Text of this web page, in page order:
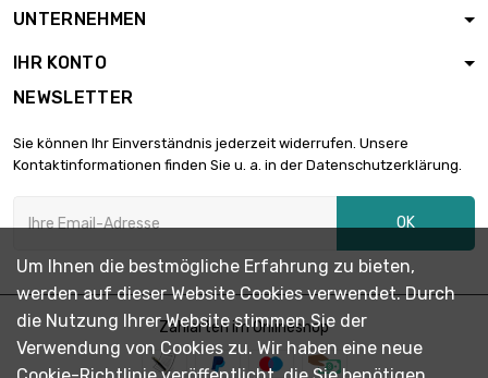
Dicke/Stärke : 1mm
Länge : 0.5 Meter
Breite : 30mm
Dicke/Stärke : 2mm
Länge : 0.5 Meter
Dicke/Stärke : 0.5mm
Breite : 35mm
6,46 €
UNTERNEHMEN
IHR KONTO
NEWSLETTER
Sie können Ihr Einverständnis jederzeit widerrufen. Unsere
Kontaktinformationen finden Sie u. a. in der Datenschutzerklärung.
OK
Zahlarten im Onlineshop
Um Ihnen die bestmögliche Erfahrung zu bieten,
werden auf dieser Website Cookies verwendet. Durch
die Nutzung Ihrer Website stimmen Sie der
Verwendung von Cookies zu. Wir haben eine neue